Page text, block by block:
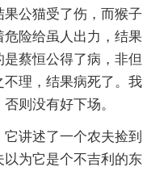
公猫受了伤，而猴子
险给虽人出力，结果
蔡恒公得了病，非但
理，结果病死了。我
则没有好下场。
讲述了一个农夫捡到
为它是个不吉利的东